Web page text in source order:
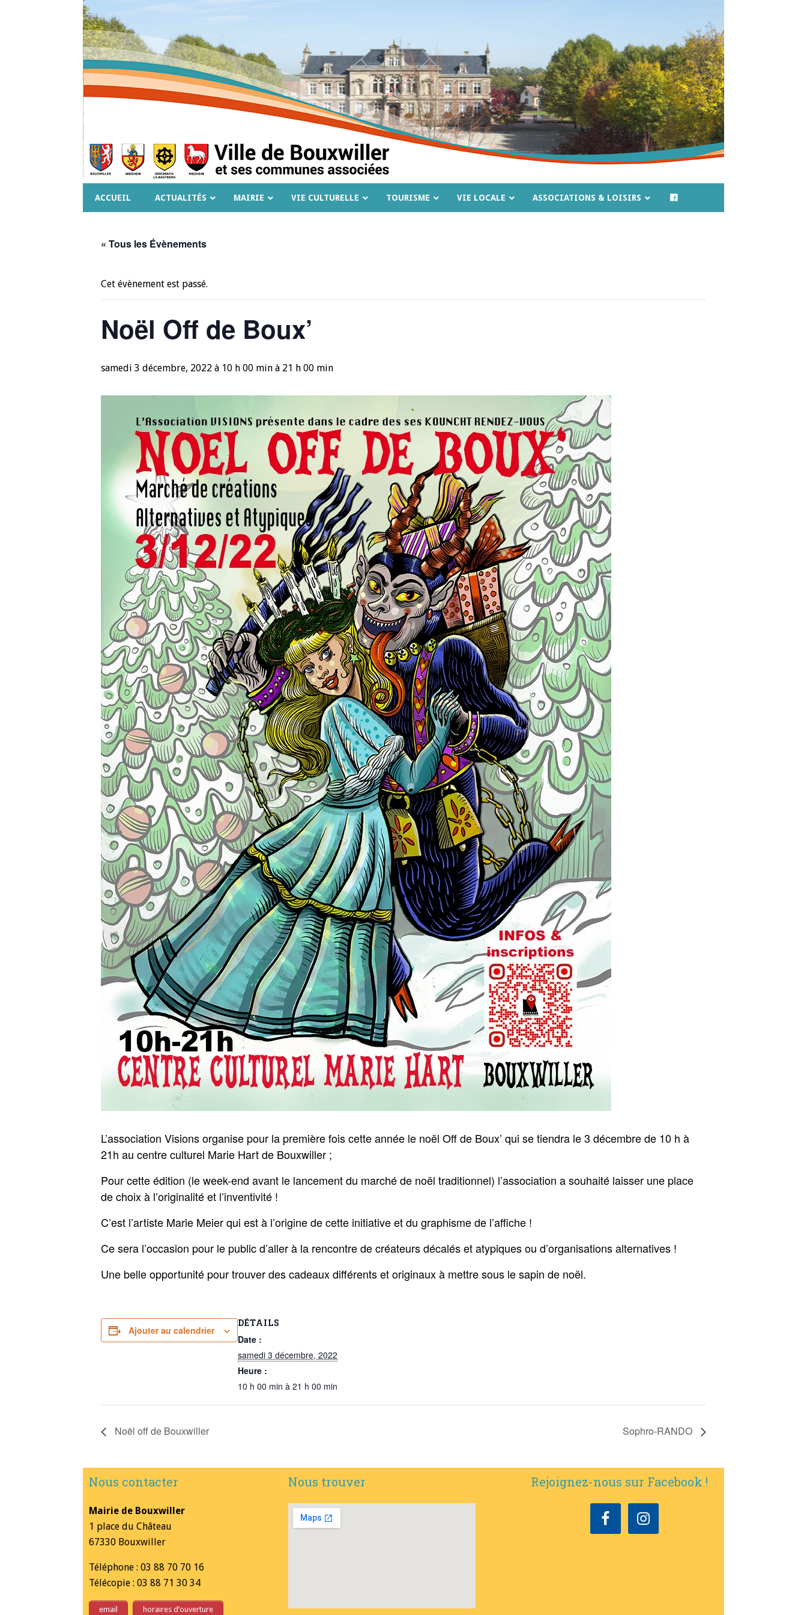
ACCUEIL ACTUALITÉS MAIRIE VIE CULTURELLE TOURISME VIE LOCALE ASSOCIATIONS & LOISIRS
« Tous les Évènements
Cet évènement est passé.
Noël Off de Boux’
samedi 3 décembre, 2022 à 10 h 00 min à 21 h 00 min
L’association Visions organise pour la première fois cette année le noël Off de Boux’ qui se tiendra le 3 décembre de 10 h à
21h au centre culturel Marie Hart de Bouxwiller ;
Pour cette édition (le week-end avant le lancement du marché de noël traditionnel) l’association a souhaité laisser une place
de choix à l’originalité et l’inventivité !
C’est l’artiste Marie Meier qui est à l’origine de cette initiative et du graphisme de l’affiche !
Ce sera l’occasion pour le public d’aller à la rencontre de créateurs décalés et atypiques ou d’organisations alternatives !
Une belle opportunité pour trouver des cadeaux différents et originaux à mettre sous le sapin de noël.
Ajouter au calendrier
DÉTAILS
Date :
samedi 3 décembre, 2022
Heure :
10 h 00 min à 21 h 00 min
Noël off de Bouxwiller Sophro-RANDO
Nous contacter
Mairie de Bouxwiller
1 place du Château
67330 Bouxwiller
Téléphone : 03 88 70 70 16
Télécopie : 03 88 71 30 34
email horaires d’ouverture
Nous trouver Rejoignez-nous sur Facebook !